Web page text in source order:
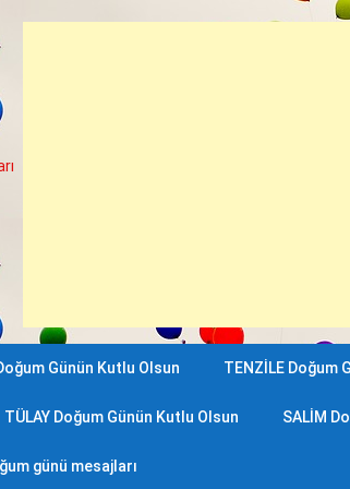
Günün Kutlu Olsun TENZİLE Doğum
TÜLAY Doğum Günün Kutlu Olsun SALİM
günü mesajları